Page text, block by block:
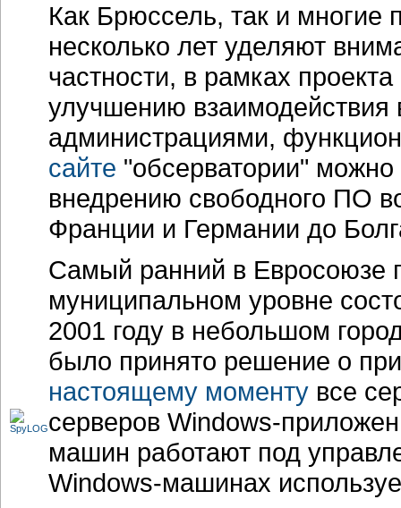
Как Брюссель, так и многие
несколько лет уделяют
частности, в рамках
улучшению
администрациями,
сайте "обсерватории" можно
внедрению свободного ПО
Франции и Германии до
Самый ранний в Евросоюзе
муниципальном уровне
2001 году в небольшом
было принято решение о
настоящему моменту все
серверов Windows-
машин работают под
Windows-машинах